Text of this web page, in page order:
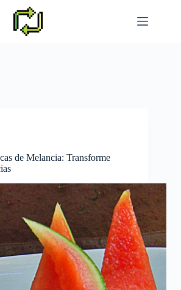
de Melancia: Transforme